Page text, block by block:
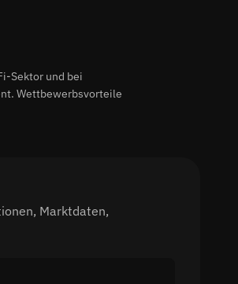
Sektor und bei
Wettbewerbsvorteile
Marktdaten,